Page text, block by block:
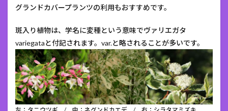
グランドカバープランツの利用もおすすめです。
斑入り植物は、学名に変種という意味でヴァリエガタ
variegataと付記されます。var.と略されることが多いです。